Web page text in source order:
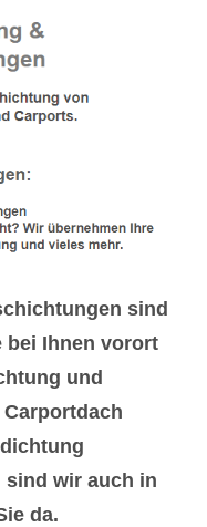
sind
bei Ihnen vorort
und
sind wir auch in
da.